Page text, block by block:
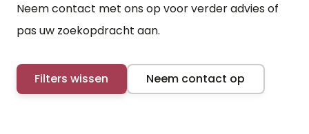
Neem contact met ons op voor verder advies of
pas uw zoekopdracht aan.
Filters wissen Neem contact op